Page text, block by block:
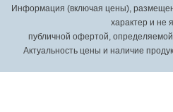
Информация (включая цены),
характер и не
публичной офертой,
Актуальность цены и наличие